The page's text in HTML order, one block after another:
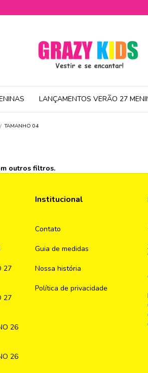
LANÇAMENTOS VERÃO 27
/ TAMANHO 04
outros filtros.
27
27
26
26
Institucional
Contato
Guia de medidas
Nossa história
Política de privacidade